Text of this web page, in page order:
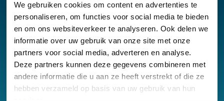
We gebruiken cookies om content en advertenties te
personaliseren, om functies voor social media te bieden
en om ons websiteverkeer te analyseren. Ook delen we
informatie over uw gebruik van onze site met onze
partners voor social media, adverteren en analyse.
Deze partners kunnen deze gegevens combineren met
andere informatie die u aan ze heeft verstrekt of die ze
hebben verzameld op basis van uw gebruik van hun
Nieuwsbrief
Klantenservice